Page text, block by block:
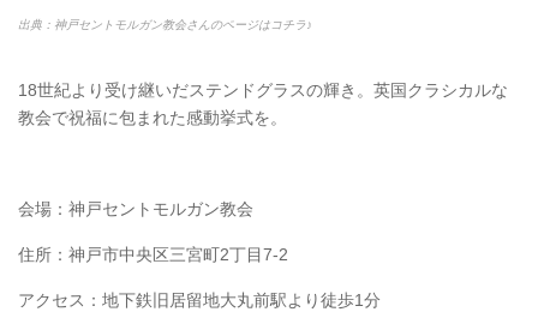
出典：神戸セントモルガン教会さんのページはコチラ♪
18世紀より受け継いだステンドグラスの輝き。英国クラシカルな
教会で祝福に包まれた感動挙式を。
会場：神戸セントモルガン教会
住所：神戸市中央区三宮町2丁目7-2
アクセス：地下鉄旧居留地大丸前駅より徒歩1分